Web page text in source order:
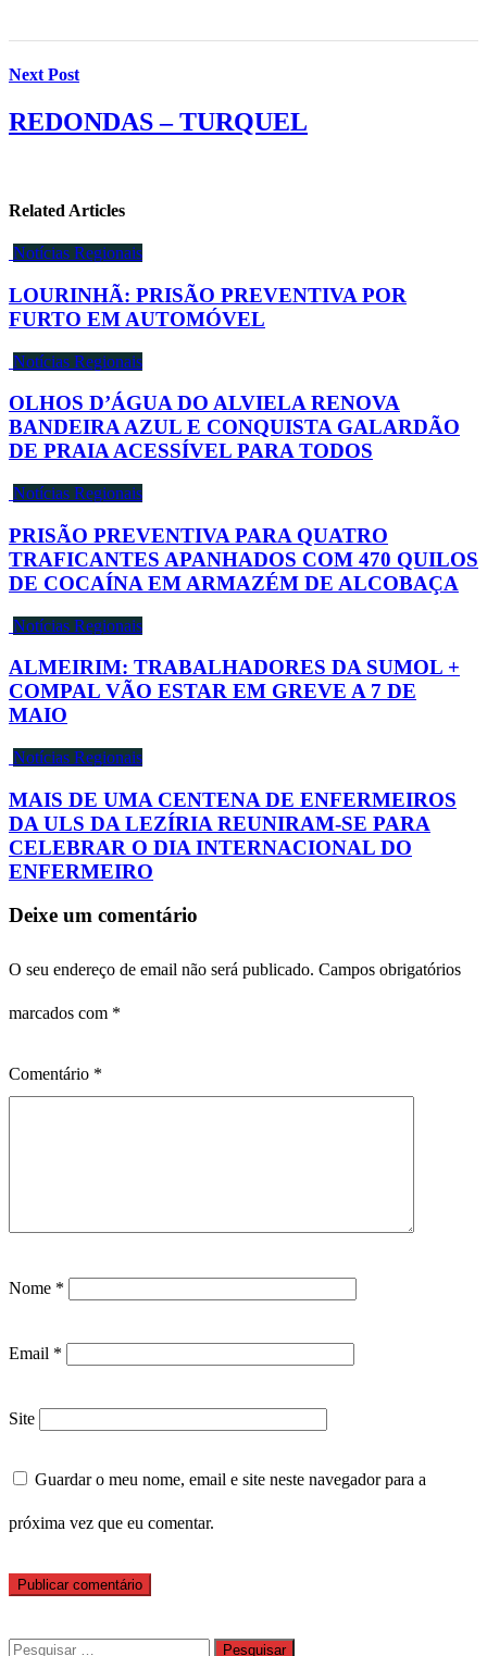
Next Post
REDONDAS – TURQUEL
Related Articles
Notícias Regionais
LOURINHÃ: PRISÃO PREVENTIVA POR
FURTO EM AUTOMÓVEL
Notícias Regionais
OLHOS D’ÁGUA DO ALVIELA RENOVA
BANDEIRA AZUL E CONQUISTA GALARDÃO
DE PRAIA ACESSÍVEL PARA TODOS
Notícias Regionais
PRISÃO PREVENTIVA PARA QUATRO
TRAFICANTES APANHADOS COM 470 QUILOS
DE COCAÍNA EM ARMAZÉM DE ALCOBAÇA
Notícias Regionais
ALMEIRIM: TRABALHADORES DA SUMOL +
COMPAL VÃO ESTAR EM GREVE A 7 DE
MAIO
Notícias Regionais
MAIS DE UMA CENTENA DE ENFERMEIROS
DA ULS DA LEZÍRIA REUNIRAM-SE PARA
CELEBRAR O DIA INTERNACIONAL DO
ENFERMEIRO
Deixe um comentário
O seu endereço de email não será publicado. Campos obrigatórios
marcados com *
Comentário *
Nome *
Email *
Site
Guardar o meu nome, email e site neste navegador para a
próxima vez que eu comentar.
Pesquisar